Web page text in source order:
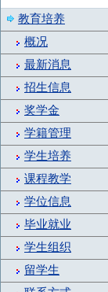
教育培养
概况
最新消息
招生信息
奖学金
学籍管理
学生培养
课程教学
学位信息
毕业就业
学生组织
留学生